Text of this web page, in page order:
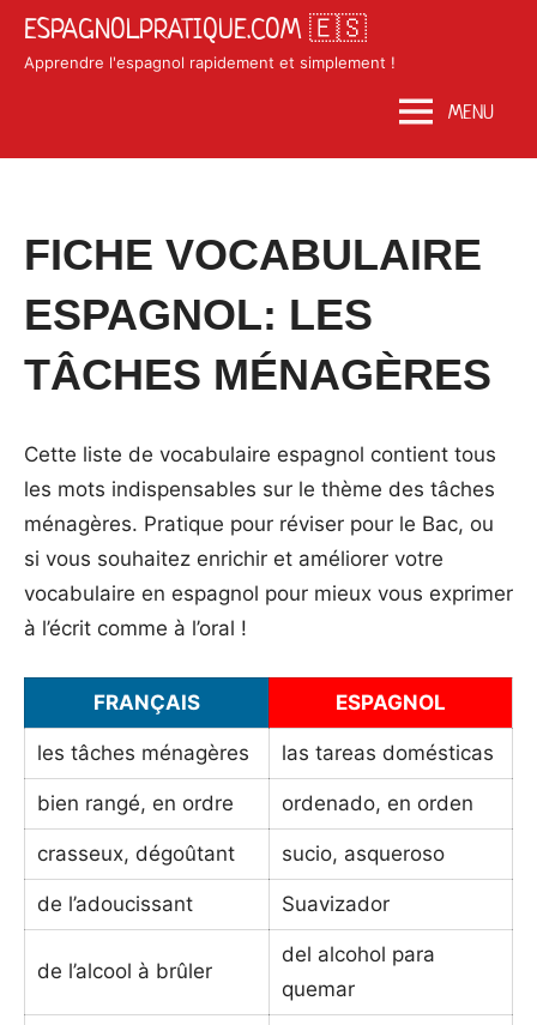
SkipESPAGNOLPRATIQUE.COM 🇪🇸
Apprendre l'espagnol rapidement et simplement !
MENU
Posted
on
juin
10,
2020
by
Matosan3142020
in
Vocabulaire
FICHE VOCABULAIRE
ESPAGNOL: LES
TÂCHES MÉNAGÈRES
Cette liste de vocabulaire espagnol contient tous
les mots indispensables sur le thème des tâches
ménagères. Pratique pour réviser pour le Bac, ou
si vous souhaitez enrichir et améliorer votre
vocabulaire en espagnol pour mieux vous exprimer
à l’écrit comme à l’oral !
FRANÇAIS ESPAGNOL
les tâches ménagères las tareas domésticas
bien rangé, en ordre ordenado, en orden
crasseux, dégoûtant sucio, asqueroso
de l’adoucissant Suavizador
de l’alcool à brûler
del alcohol para
quemar